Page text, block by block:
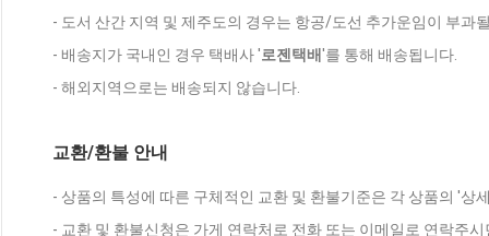
- 도서 산간 지역 및 제주도의 경우는 항공/도선 추가운임이 부과
- 배송지가 국내인 경우 택배사 '로젠택배'를 통해 배송됩니다.
- 해외지역으로는 배송되지 않습니다.
교환/환불 안내
- 상품의 특성에 따른 구체적인 교환 및 환불기준은 각 상품의 '상
- 교환 및 환불신청은 가게 연락처로 전화 또는 이메일로 연락주